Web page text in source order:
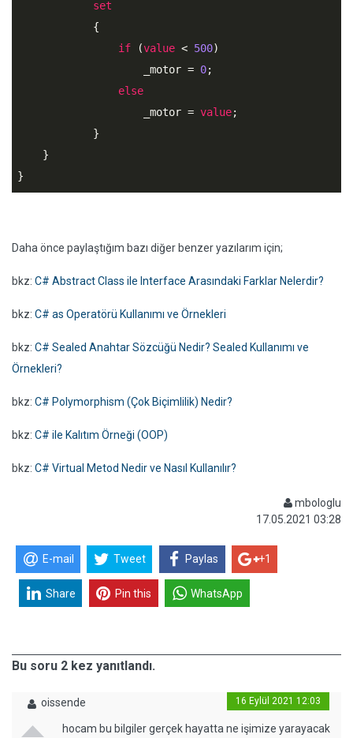
set
            {
if (value < 500)
                    _motor =
0;
else
                    _motor =
value;
            }
    }
}
Daha önce paylaştığım bazı diğer benzer yazılarım için;
bkz: C# Abstract Class ile Interface Arasındaki Farklar Nelerdir?
bkz: C# as Operatörü Kullanımı ve Örnekleri
bkz: C# Sealed Anahtar Sözcüğü Nedir? Sealed Kullanımı ve
Örnekleri?
bkz: C# Polymorphism (Çok Biçimlilik) Nedir?
bkz: C# ile Kalıtım Örneği (OOP)
bkz: C# Virtual Metod Nedir ve Nasıl Kullanılır?
mbologlu
17.05.2021 03:28
E-mail Tweet Paylas +1
Share Pin this WhatsApp
Bu soru 2 kez yanıtlandı.
oissende 16 Eylül 2021 12:03
hocam bu bilgiler gerçek hayatta ne işimize yarayacak